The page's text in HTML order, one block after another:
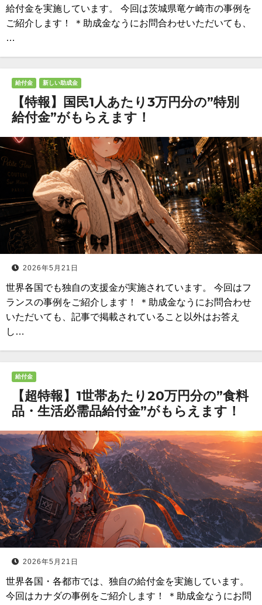
給付金を実施しています。 今回は茨城県竜ケ崎市の事例を
ご紹介します！ ＊助成金なうにお問合わせいただいても、
…
給付金 新しい助成金
【特報】国民1人あたり3万円分の”特別
給付金”がもらえます！
2026年5月21日
世界各国でも独自の支援金が実施されています。 今回はフ
ランスの事例をご紹介します！ ＊助成金なうにお問合わせ
いただいても、記事で掲載されていること以外はお答え
し…
給付金
【超特報】1世帯あたり20万円分の”食料
品・生活必需品給付金”がもらえます！
2026年5月21日
世界各国・各都市では、独自の給付金を実施しています。
今回はカナダの事例をご紹介します！ ＊助成金なうにお問